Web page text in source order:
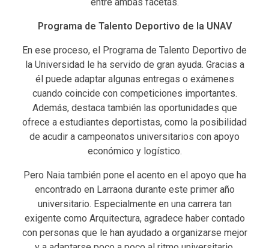
Programa de Talento Deportivo de la UNAV
En ese proceso, el Programa de Talento Deportivo de
la Universidad le ha servido de gran ayuda. Gracias a
él puede adaptar algunas entregas o exámenes
cuando coincide con competiciones importantes.
Además, destaca también las oportunidades que
ofrece a estudiantes deportistas, como la posibilidad
de acudir a campeonatos universitarios con apoyo
económico y logístico.
Pero Naia también pone el acento en el apoyo que ha
encontrado en Larraona durante este primer año
universitario. Especialmente en una carrera tan
exigente como Arquitectura, agradece haber contado
con personas que le han ayudado a organizarse mejor